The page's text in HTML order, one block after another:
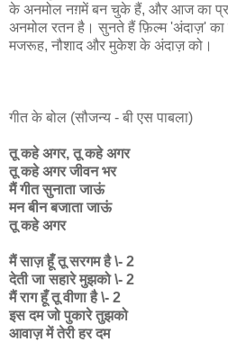
के अनमोल नग़में बन चुके हैं, और आज का
अनमोल रतन है। सुनते हैं फ़िल्म 'अंदाज़'
मजरूह, नौशाद और मुकेश के अंदाज़ को।
गीत के बोल (सौजन्य - बी एस पाबला)
तू कहे अगर, तू कहे अगर
तू कहे अगर जीवन भर
मैं गीत सुनाता जाऊं
मन बीन बजाता जाऊं
तू कहे अगर
मैं साज़ हूँ तू सरगम है \- 2
देती जा सहारे मुझको \- 2
मैं राग हूँ तू वीणा है \- 2
इस दम जो पुकारे तुझको
आवाज़ में तेरी हर दम